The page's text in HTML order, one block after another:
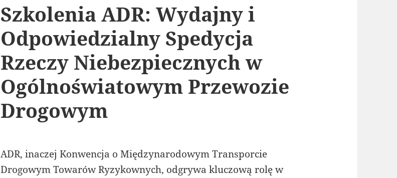
Szkolenia ADR: Wydajny i
Odpowiedzialny Spedycja
Rzeczy Niebezpiecznych w
Ogólnoświatowym Przewozie
Drogowym
ADR, inaczej Konwencja o Międzynarodowym Transporcie
Drogowym Towarów Ryzykownych, odgrywa kluczową rolę w